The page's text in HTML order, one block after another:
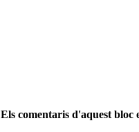
Els comentaris d'aquest bloc